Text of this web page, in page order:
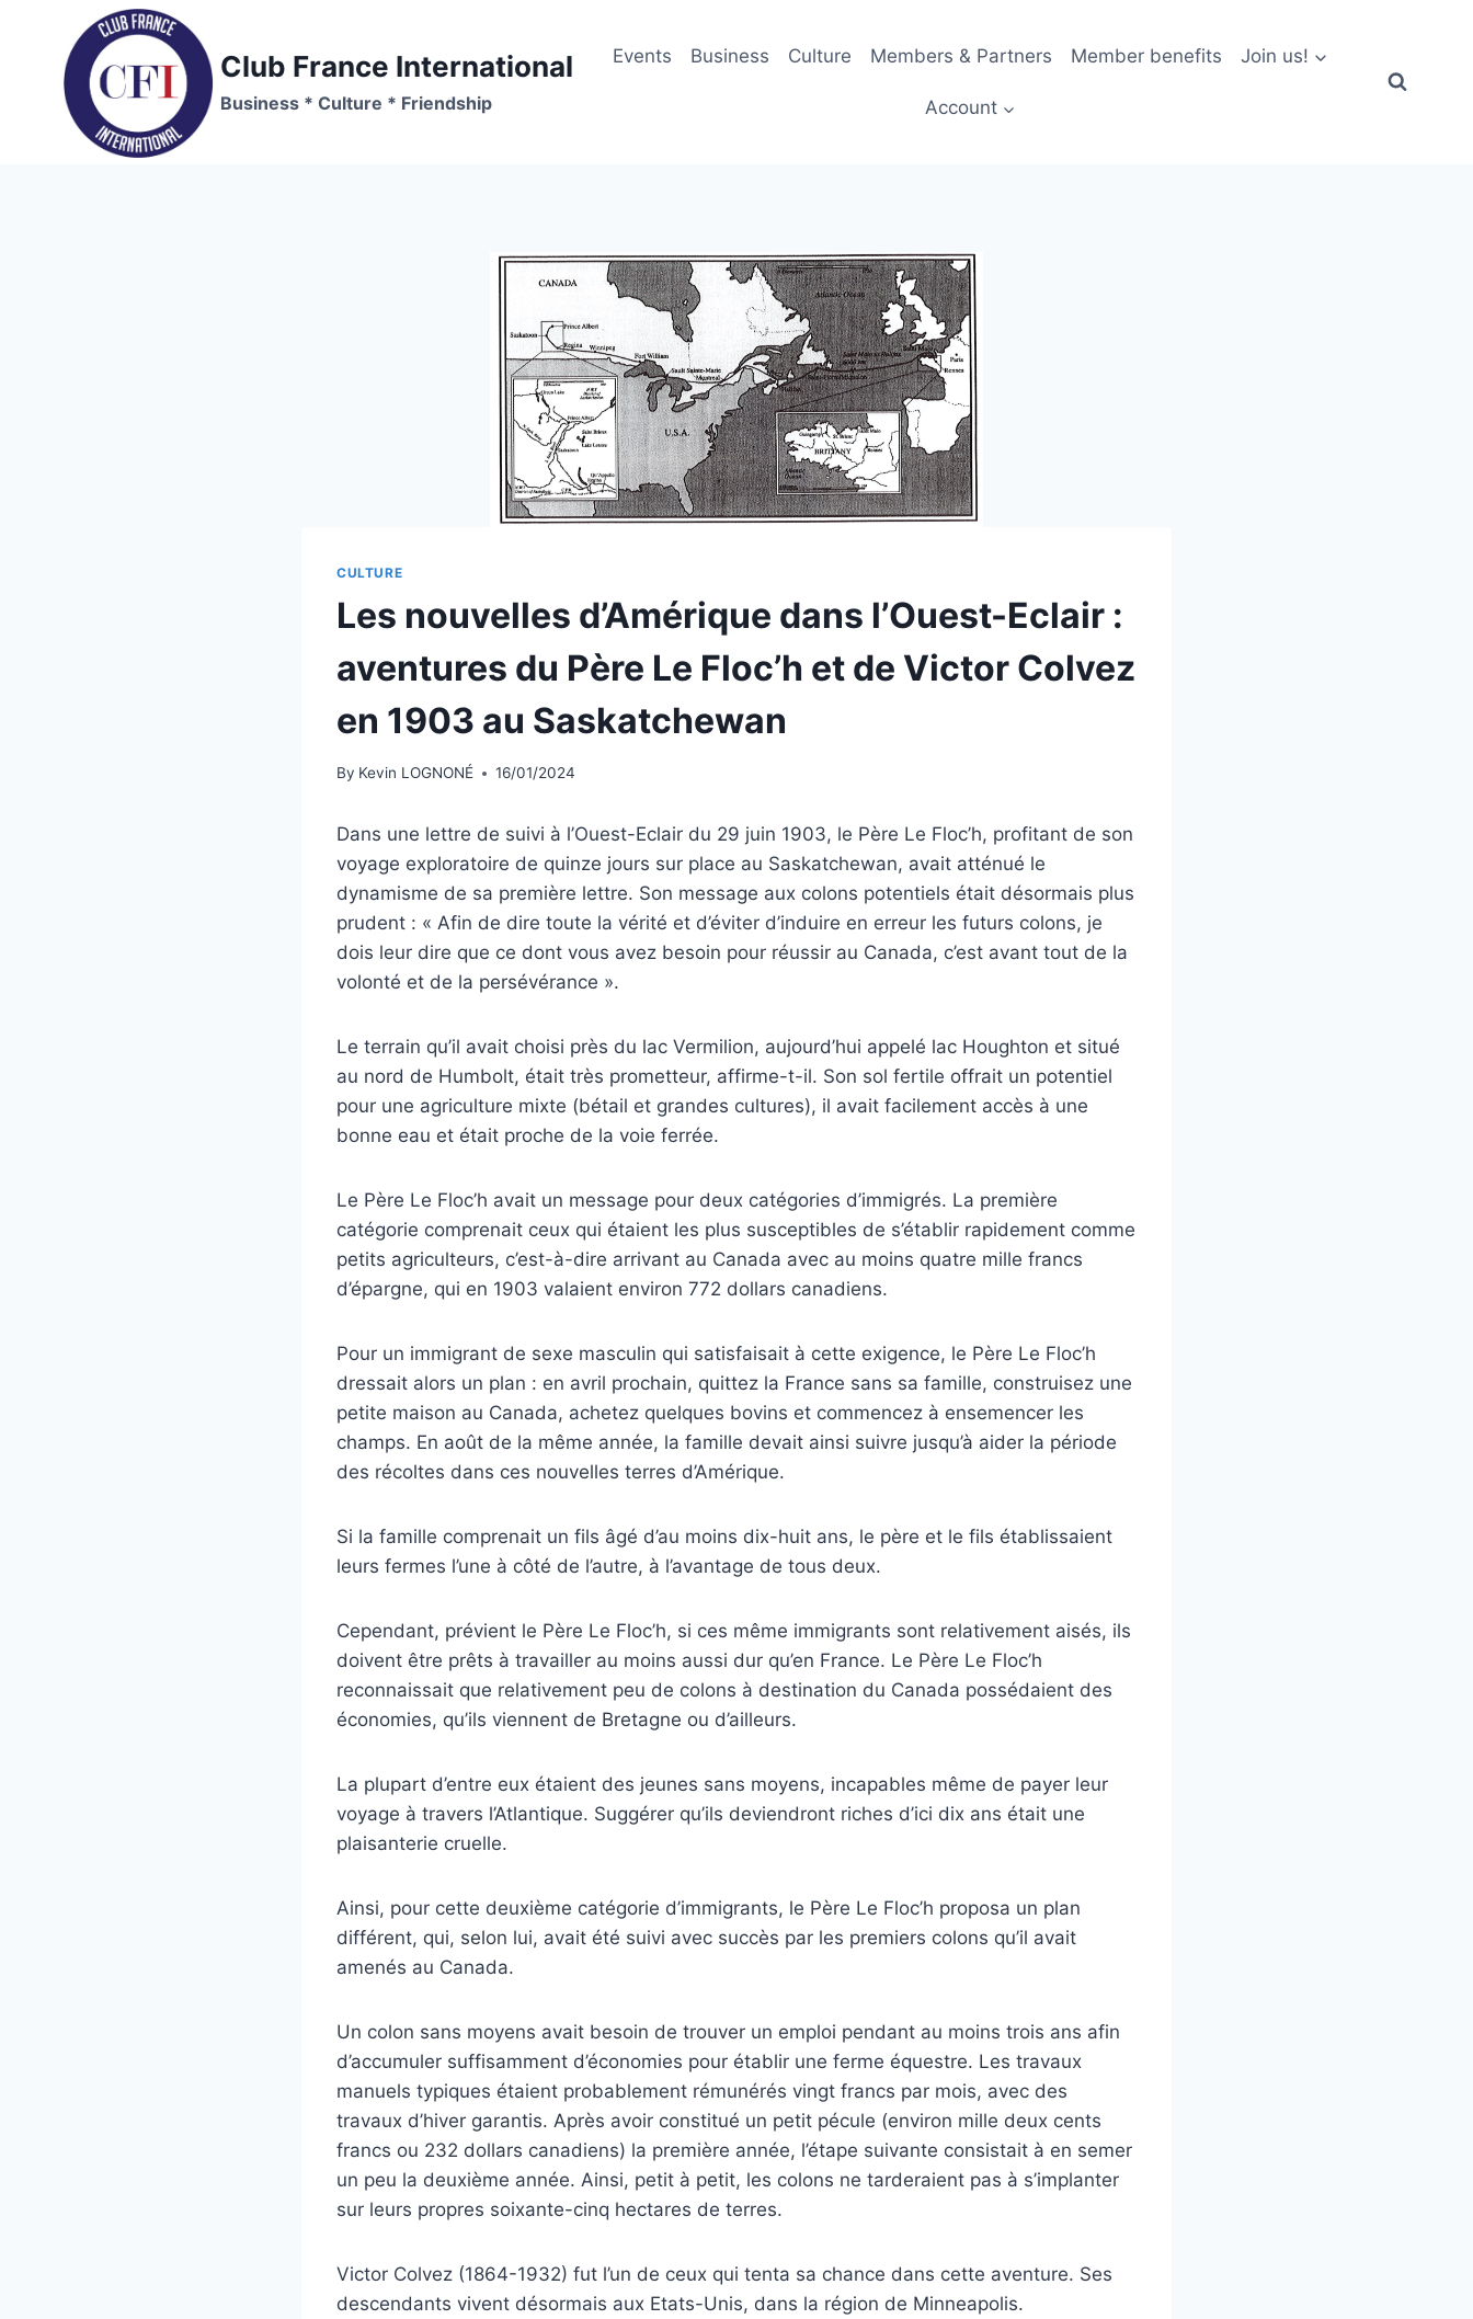
content
Club France International
Business * Culture * Friendship
Events Business Culture Members & Partners Member benefits Join us!
Account
CULTURE
Les nouvelles d’Amérique dans l’Ouest-Eclair :
aventures du Père Le Floc’h et de Victor Colvez
en 1903 au Saskatchewan
By Kevin LOGNONÉ 16/01/2024
Dans une lettre de suivi à l’Ouest-Eclair du 29 juin 1903, le Père Le Floc’h, profitant de son
voyage exploratoire de quinze jours sur place au Saskatchewan, avait atténué le
dynamisme de sa première lettre. Son message aux colons potentiels était désormais plus
prudent : « Afin de dire toute la vérité et d’éviter d’induire en erreur les futurs colons, je
dois leur dire que ce dont vous avez besoin pour réussir au Canada, c’est avant tout de la
volonté et de la persévérance ».
Le terrain qu’il avait choisi près du lac Vermilion, aujourd’hui appelé lac Houghton et situé
au nord de Humbolt, était très prometteur, affirme-t-il. Son sol fertile offrait un potentiel
pour une agriculture mixte (bétail et grandes cultures), il avait facilement accès à une
bonne eau et était proche de la voie ferrée.
Le Père Le Floc’h avait un message pour deux catégories d’immigrés. La première
catégorie comprenait ceux qui étaient les plus susceptibles de s’établir rapidement comme
petits agriculteurs, c’est-à-dire arrivant au Canada avec au moins quatre mille francs
d’épargne, qui en 1903 valaient environ 772 dollars canadiens.
Pour un immigrant de sexe masculin qui satisfaisait à cette exigence, le Père Le Floc’h
dressait alors un plan : en avril prochain, quittez la France sans sa famille, construisez une
petite maison au Canada, achetez quelques bovins et commencez à ensemencer les
champs. En août de la même année, la famille devait ainsi suivre jusqu’à aider la période
des récoltes dans ces nouvelles terres d’Amérique.
Si la famille comprenait un fils âgé d’au moins dix-huit ans, le père et le fils établissaient
leurs fermes l’une à côté de l’autre, à l’avantage de tous deux.
Cependant, prévient le Père Le Floc’h, si ces même immigrants sont relativement aisés, ils
doivent être prêts à travailler au moins aussi dur qu’en France. Le Père Le Floc’h
reconnaissait que relativement peu de colons à destination du Canada possédaient des
économies, qu’ils viennent de Bretagne ou d’ailleurs.
La plupart d’entre eux étaient des jeunes sans moyens, incapables même de payer leur
voyage à travers l’Atlantique. Suggérer qu’ils deviendront riches d’ici dix ans était une
plaisanterie cruelle.
Ainsi, pour cette deuxième catégorie d’immigrants, le Père Le Floc’h proposa un plan
différent, qui, selon lui, avait été suivi avec succès par les premiers colons qu’il avait
amenés au Canada.
Un colon sans moyens avait besoin de trouver un emploi pendant au moins trois ans afin
d’accumuler suffisamment d’économies pour établir une ferme équestre. Les travaux
manuels typiques étaient probablement rémunérés vingt francs par mois, avec des
travaux d’hiver garantis. Après avoir constitué un petit pécule (environ mille deux cents
francs ou 232 dollars canadiens) la première année, l’étape suivante consistait à en semer
un peu la deuxième année. Ainsi, petit à petit, les colons ne tarderaient pas à s’implanter
sur leurs propres soixante-cinq hectares de terres.
Victor Colvez (1864-1932) fut l’un de ceux qui tenta sa chance dans cette aventure. Ses
descendants vivent désormais aux Etats-Unis, dans la région de Minneapolis.